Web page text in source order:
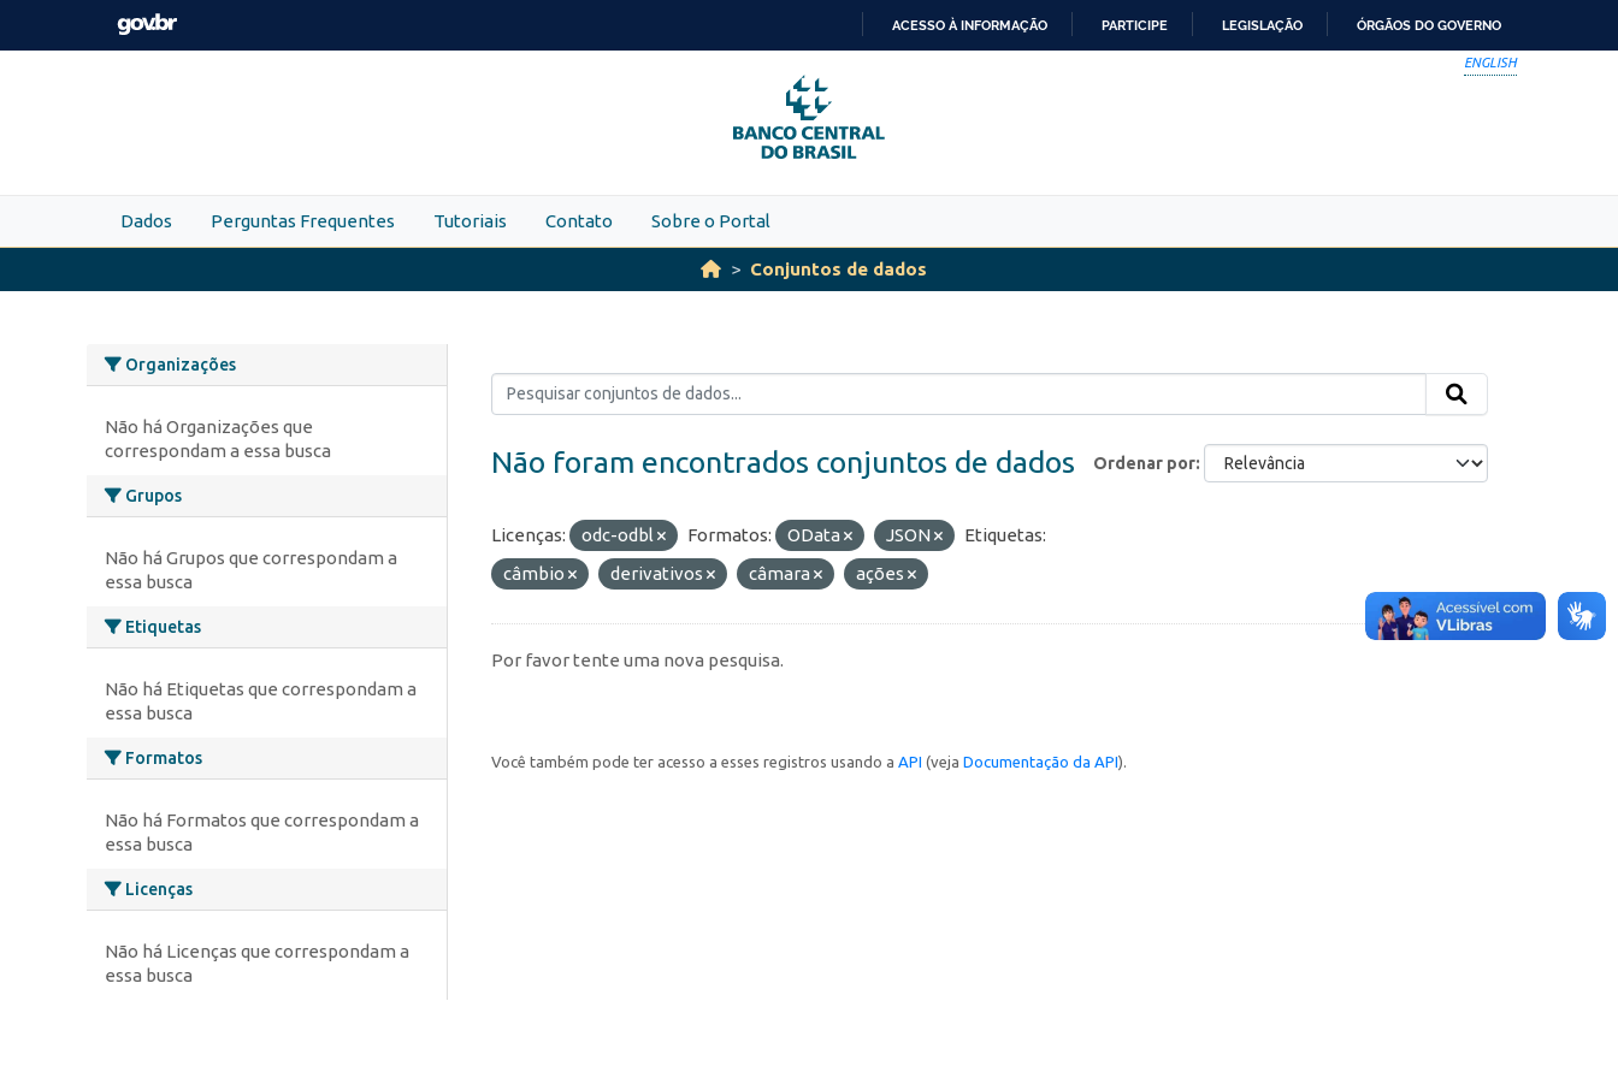
Skip to main content
PARA
O
CONTEÚDO
ACESSO À INFORMAÇÃO PARTICIPE LEGISLAÇÃO ÓRGÃOS DO GOVERNO
ENGLISH
Dados Perguntas Frequentes Tutoriais Contato Sobre o Portal
Conjuntos de dados
Organizações
Não há Organizações que
correspondam a essa busca
Grupos
Não há Grupos que correspondam a
essa busca
Etiquetas
Não há Etiquetas que correspondam a
essa busca
Formatos
Não há Formatos que correspondam a
essa busca
Licenças
Não há Licenças que correspondam a
essa busca
Ordenar por
Não foram encontrados conjuntos de dados
Licenças: odc-odbl Formatos: OData JSON
Etiquetas:
câmbio
derivativos câmara ações
Por favor tente uma nova pesquisa.
Você também pode ter acesso a esses registros usando a API (veja Documentação da API).